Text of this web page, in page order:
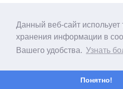
Данный веб-сайт испольует
хранения информации в
Вашего удобства. Узнать
Понятно!